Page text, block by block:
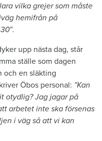
vilka grejer som måste
hemifrån på
”.
upp nästa dag, står
ställe som dagen
och en släkting
Öbos personal: ”Kan
otydlig? Jag jagar på
arbetet inte ska försenas
i väg så att vi kan